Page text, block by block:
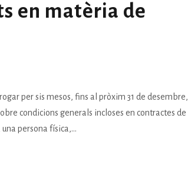
en matèria de
per sis mesos, fins al pròxim 31 de desembre,
condicions generals incloses en contractes de
persona física,...